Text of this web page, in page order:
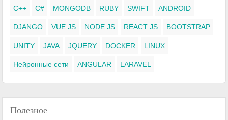
C++ C# MONGODB RUBY SWIFT ANDROID
DJANGO VUE JS NODE JS REACT JS BOOTSTRAP
UNITY JAVA JQUERY DOCKER LINUX
Нейронные сети ANGULAR LARAVEL
Полезное